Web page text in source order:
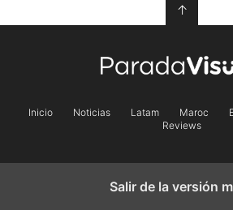
↑
Inicio Noticias Latam Maroc
Reviews
Salir de la versión